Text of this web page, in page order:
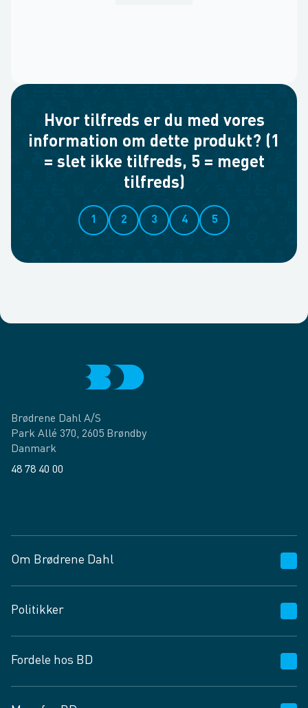
Hvor tilfreds er du med vores
information om dette produkt? (1
= slet ikke tilfreds, 5 = meget
tilfreds)
1 2 3 4 5
Brødrene Dahl A/S
Park Allé 370, 2605 Brøndby
Danmark
48 78 40 00
Om Brødrene Dahl
Vagttelefon 30 10 89 89
Spørgsmål og svar
Job og karriere
Fødevarekontrolrapport
Politikker
Privatlivspolitik
Cookies
Fordele hos BD